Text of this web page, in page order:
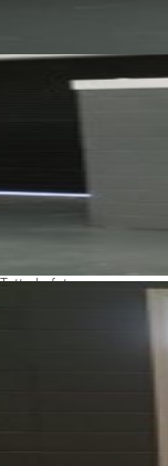
Tutte le foto